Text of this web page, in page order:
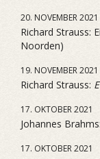
20. NOVEMBER 2021
Richard Strauss:
Noorden)
19. NOVEMBER 2021
Richard Strauss:
17. OKTOBER 2021
Johannes
17. OKTOBER 2021